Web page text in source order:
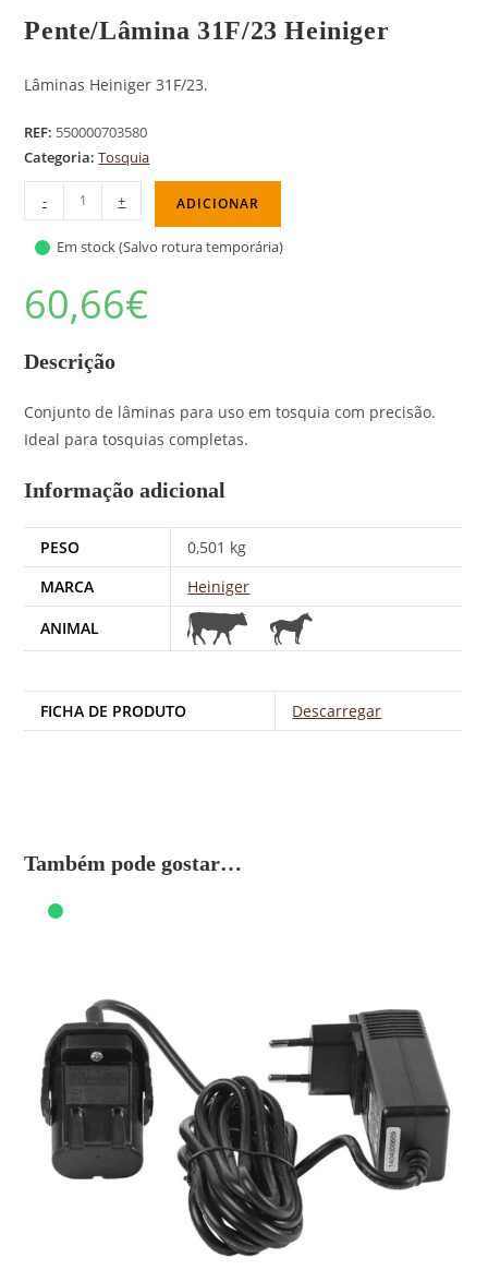
Pente/Lâmina 31F/23 Heiniger
Lâminas Heiniger 31F/23.
REF: 550000703580
Categoria:Tosquia
- + ADICIONAR
Em stock (Salvo rotura temporária)
60,66€
Descrição
Conjunto de lâminas para uso em tosquia com precisão.
Ideal para tosquias completas.
Informação adicional
PESO
0,501 kg
MARCA
Heiniger
ANIMAL
FICHA DE PRODUTO Descarregar
Também pode gostar…